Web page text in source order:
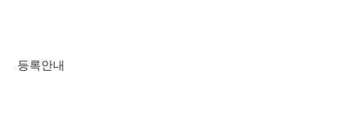
등록안내